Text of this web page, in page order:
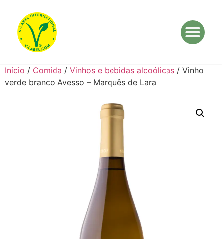
Início / Comida / Vinhos e bebidas alcoólicas / Vinho
verde branco Avesso – Marquês de Lara